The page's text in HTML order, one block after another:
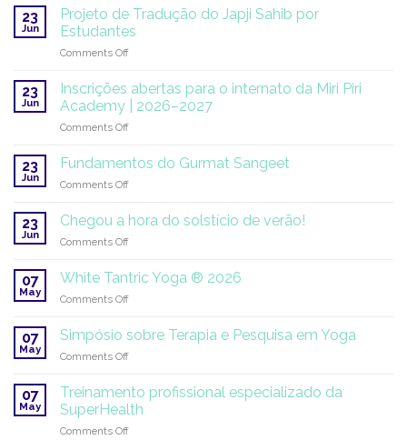
na
ONU:
uma
missão
continua
23
Jun
Projeto de Tradução do Japji Sahib por
Estudantes
Comments Offon
Tradução
do
Japji
por
23
Jun
Inscrições abertas para o internato da Miri Piri
Academy | 2026–2027
Comments Offon
abertas
para
da
|
2026–
23
Jun
Fundamentos do Gurmat Sangeet
Comments Offon
do
Gurmat
23
Jun
Chegou a hora do solstício de verão!
Comments Offon
a
hora
de
07
May
White Tantric Yoga ® 2026
Comments Offon
Tantric
Yoga
07
May
Simpósio sobre Terapia e Pesquisa em Yoga
Comments Offon
sobre
Terapia
e
Pesquisa
07
May
Treinamento profissional especializado da
SuperHealth
Comments Offon